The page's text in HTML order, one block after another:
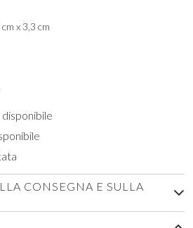
x 3,3 cm
CONSEGNA E SULLA